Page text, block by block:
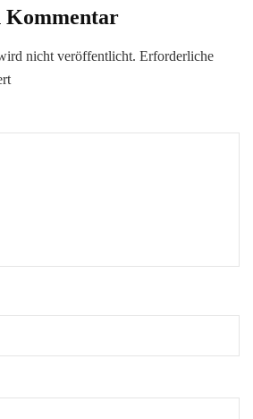
Kommentar
nicht veröffentlicht. Erforderliche